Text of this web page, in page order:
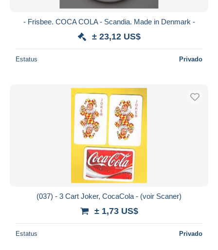
- Frisbee. COCA COLA - Scandia. Made in Denmark -
± 23,12 US$
Estatus Privado
(037) - 3 Cart Joker, CocaCola - (voir Scaner)
± 1,73 US$
Estatus Privado